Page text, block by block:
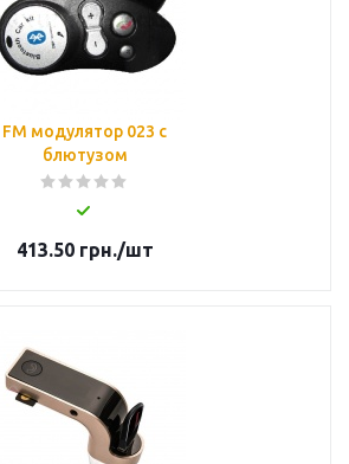
FM модулятор 023 с
блютузом
413.50грн./шт